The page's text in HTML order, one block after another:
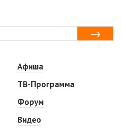
Афиша
ТВ-Программа
Форум
Видео